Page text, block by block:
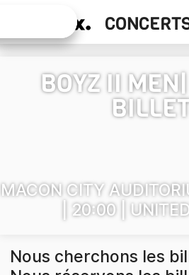
BOYZ II MEN
MACON CITY
| 20:00 |
Nous cherchons les